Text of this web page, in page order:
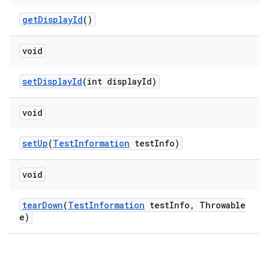
getDisplayId()
void
setDisplayId(int displayId)
void
setUp(TestInformation testInfo)
void
tearDown(TestInformation testInfo ,
Throwable
e)